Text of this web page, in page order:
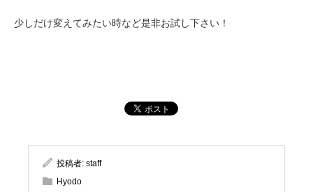
少しだけ変えてみたい時など是非お試し下さい！
投稿者: staff
Hyodo